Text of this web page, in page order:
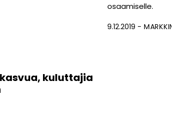
osaamiselle.
9.12.2019
kuluttajia